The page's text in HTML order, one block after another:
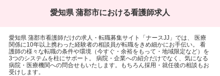
愛知県 蒲郡市における看護師求人
愛知県 蒲郡市看護師だけの求人・転職募集サイト「ナースJJ」では、 医療
関係に10年以上携わった経験者の相談員が転職をきめ細かにお手伝い。 看
護師の様々な転職の条件や環境（今すぐ・余裕をもって・地域限定など）を
3つのシステムを柱にサポート。 病院・企業への紹介だけでなく、気になる
病院・医療機関への問合せもいたします。もちろん採用・就任後の相談もお
受けします。